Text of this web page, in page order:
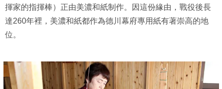
揮家的指揮棒）正由美濃和紙制作。因這份緣由，戰役後長
達260年裡，美濃和紙都作為德川幕府專用紙有著崇高的地
位。